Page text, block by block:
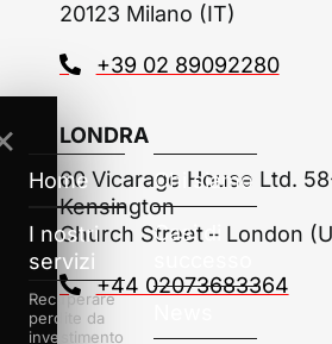
20123 Milano (IT)
+39 02 89092280
LONDRA
60 Vicarage House Ltd.
Kensington
Church Street – London
+44 02073683364
Home
I nostri
servizi
Recuperare
perdite da
investimento
Chi siamo
Casi di